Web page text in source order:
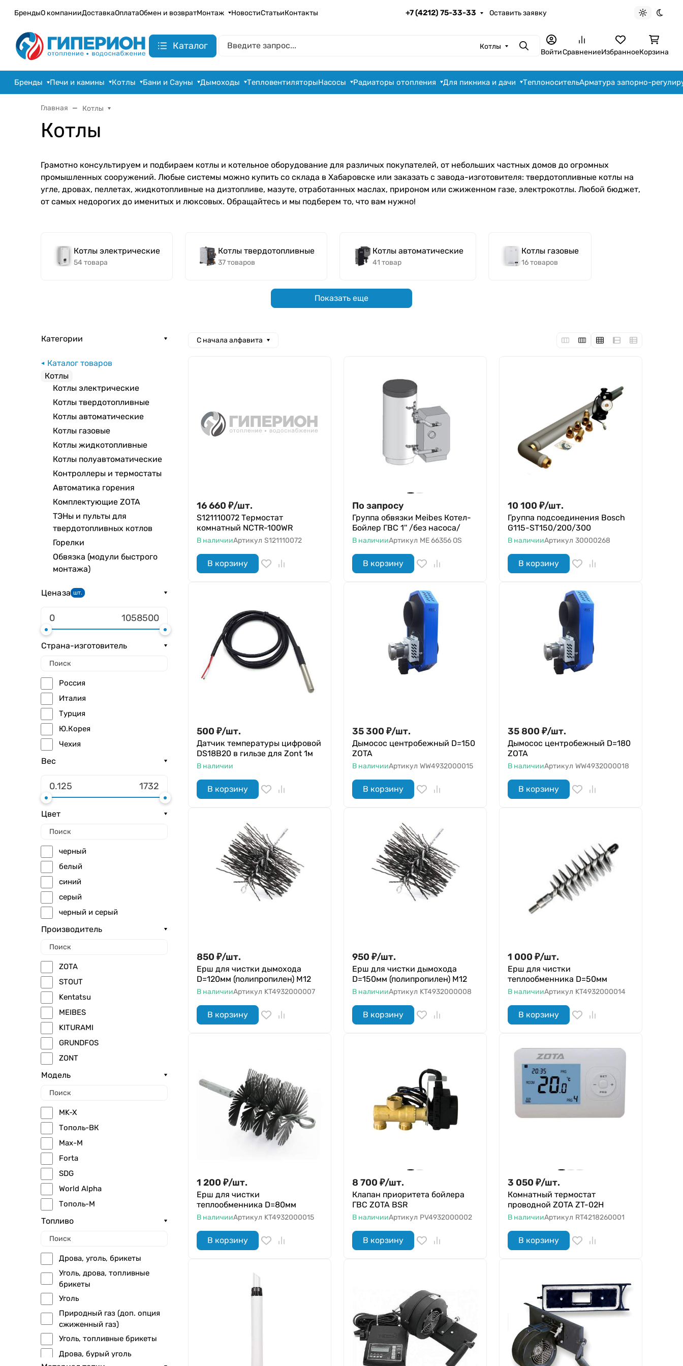
БрендыО компанииДоставкаОплатаОбмен и возвратМонтаж НовостиСтатьиКонтакты +7 (4212) 75-33-33 Оставить заявку
Светлая
Каталог Котлы ПоискВойтиСравнениеИзбранноеКорзина
Бренды Печи и камины Котлы Бани и Сауны Дымоходы ТепловентиляторыНасосы Радиаторы отопления Для пикника и дачи ТеплоносительАрматура запорно-
Главная Котлы
Котлы
Грамотно консультируем и подбираем котлы и котельное оборудование для различых покупателей, от небольших частных домов до огромных
промышленных сооружений. Любые системы можно купить со склада в Хабаровске или заказать с завода-изготовителя: твердотопливные котлы на
угле, дровах, пеллетах, жидкотопливные на дизтопливе, мазуте, отработанных маслах, прироном или сжиженном газе, электрокотлы. Любой бюджет,
от самых недорогих до именитых и люксовых. Обращайтесь и мы подберем то, что вам нужно!
Котлы электрические
54 товара
Котлы твердотопливные
37 товаров
Котлы автоматические
41 товар
Котлы газовые
16 товаров
Показать еще
Категории
Каталог товаров
Котлы
Котлы электрические
Котлы твердотопливные
Котлы автоматические
Котлы газовые
Котлы жидкотопливные
Котлы полуавтоматические
Контроллеры и термостаты
Автоматика горения
Комплектующие ZOTA
ТЭНы и пульты для
твердотопливных котлов
Горелки
Обвязка (модули быстрого
монтажа)
Ценаза шт.
Страна-изготовитель
Россия
Италия
Турция
Ю.Корея
Чехия
Вес
Цвет
черный
белый
синий
серый
черный и серый
Производитель
ZOTA
STOUT
Kentatsu
MEIBES
KITURAMI
GRUNDFOS
ZONT
REGULUS
Модель
MK-X
Тополь-ВК
Max-M
Forta
SDG
World Alpha
Тополь-М
Balance
Econom
Magna
Pellet
Maxima
Енисей
Bulat
Bulat Turbo
Топливо
Дрова, уголь, брикеты
Уголь, дрова, топливные
брикеты
Уголь
Природный газ (доп. опция
сжиженный газ)
Уголь, топливные брикеты
Дрова, бурый уголь
С начала алфавита
16 660 ₽/шт.
S121110072 Термостат
комнатный NCTR-100WR
В наличииАртикул S121110072
В корзину
По запросу
Группа обвязки Meibes Котел-
Бойлер ГВС 1'' /без насоса/
В наличииАртикул ME 66356 OS
В корзину
10 100 ₽/шт.
Группа подсоединения Bosch
G115-ST150/200/300
В наличииАртикул 30000268
В корзину
500 ₽/шт.
Датчик температуры цифровой
DS18B20 в гильзе для Zont 1м
В наличии
В корзину
35 300 ₽/шт.
Дымосос центробежный D=150
ZOTA
В наличииАртикул WW4932000015
В корзину
35 800 ₽/шт.
Дымосос центробежный D=180
ZOTA
В наличииАртикул WW4932000018
В корзину
850 ₽/шт.
Ерш для чистки дымохода
D=120мм (полипропилен) М12
В наличииАртикул KT4932000007
В корзину
950 ₽/шт.
Ерш для чистки дымохода
D=150мм (полипропилен) М12
В наличииАртикул KT4932000008
В корзину
1 000 ₽/шт.
Ерш для чистки
теплообменника D=50мм
В наличииАртикул KT4932000014
В корзину
1 200 ₽/шт.
Ерш для чистки
теплообменника D=80мм
В наличииАртикул KT4932000015
В корзину
8 700 ₽/шт.
Клапан приоритета бойлера
ГВС ZOTA BSR
В наличииАртикул PV4932000002
В корзину
3 050 ₽/шт.
Комнатный термостат
проводной ZOTA ZT-02H
В наличииАртикул RT4218260001
В корзину